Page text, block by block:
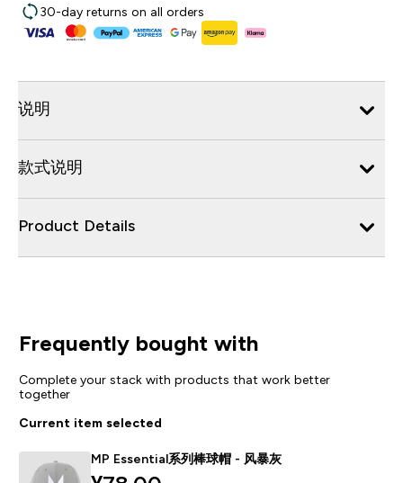
30-day returns on all orders
说明
款式说明
Product Details
Frequently bought with
Complete your stack with products that work better
together
Current item selected
MP Essential系列棒球帽 - 风暴灰